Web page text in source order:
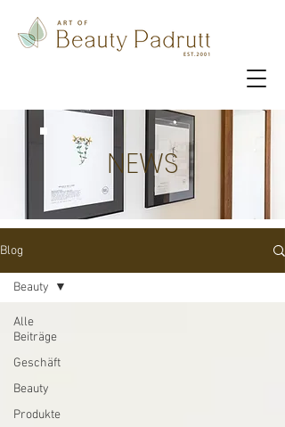
NEWS
Blog
Alle
Beiträge
Geschäft
Beauty
Produkte
Beauty